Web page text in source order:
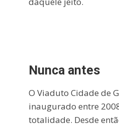
Nunca antes
O Viaduto Cidade de
inaugurado entre
totalidade. Desde